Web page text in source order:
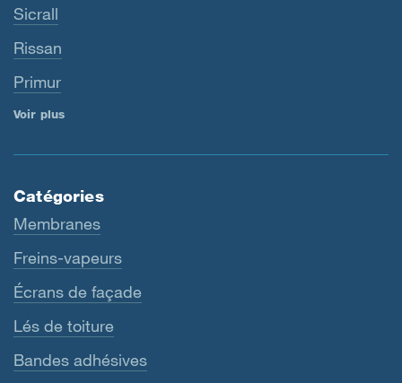
Sicrall
Rissan
Primur
Voir plus
Catégories
Membranes
Freins-vapeurs
Écrans de façade
Lés de toiture
Bandes adhésives